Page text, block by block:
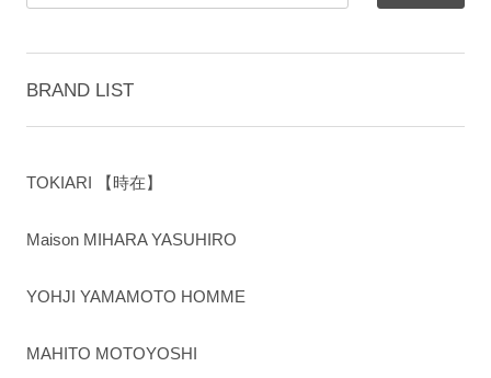
BRAND LIST
TOKIARI 【時在】
Maison MIHARA YASUHIRO
YOHJI YAMAMOTO HOMME
MAHITO MOTOYOSHI